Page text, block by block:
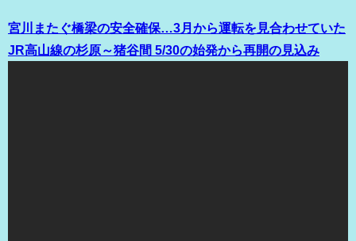
宮川またぐ橋梁の安全確保…3月から運転を見合わせていた
JR高山線の杉原～猪谷間 5/30の始発から再開の見込み